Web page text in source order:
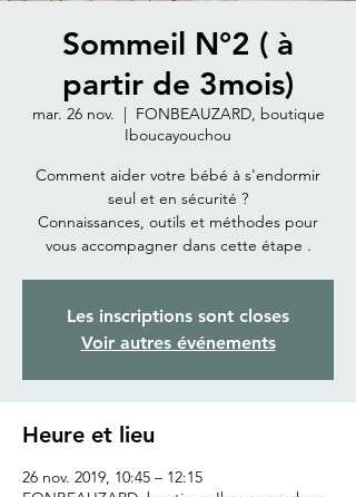
Sommeil N°2 ( à
partir de 3mois)
mar. 26 nov.
  |
FONBEAUZARD, boutique
Iboucayouchou
Comment aider votre bébé à s'endormir
seul et en sécurité ?
Connaissances, outils et méthodes pour
Les inscriptions sont closes
Voir autres événements
Heure et lieu
26 nov. 2019, 10:45 – 12:15